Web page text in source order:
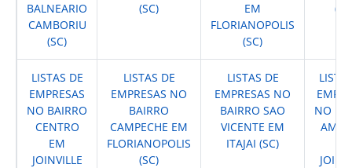
BALNEARIO
CAMBORIU
(SC)
(SC)
EM
FLORIANOPOLIS
(SC)
LISTAS DE
EMPRESAS
NO BAIRRO
CENTRO
EM
JOINVILLE
LISTAS DE
EMPRESAS NO
BAIRRO
CAMPECHE EM
FLORIANOPOLIS
(SC)
LISTAS DE
EMPRESAS NO
BAIRRO SAO
VICENTE EM
ITAJAI (SC)
NO